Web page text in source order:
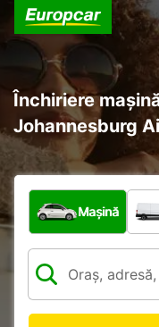
Închiriere
Johannesburg
Ce tip de vehicul?
Mașină